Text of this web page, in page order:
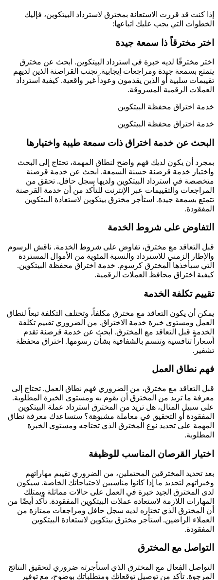
إذا كنت قد قررت الاستعانة بمخترق لاسترداد البيتكوين، فإليك
الخطوات التي يجب عليك اتباعها:
اختر مخترقاً ذا سمعة جيدة
اختر مخترقًا لديه خبرة في استرداد البيتكوين. ابحث عن مخترق
يتمتع بسمعة جيدة ومراجعات إيجابية. تجنب القراصنة الذين لديهم
تقييمات سلبية أو الذين يقدمون وعوداً غير واقعية.
العملات الرقمية المسروقة.
خدمة اختراق محفظة البيتكوين
البحث عن خدمة اختراق ذات سمعة طيبة واختيارها
بمجرد أن يكون لديك فهم واضح لنطاق المهمة، تحتاج إلى البحث
واختيار خدمة قرصنة حسنة السمعة. ابحث عن خدمة قرصنة
متخصصة في استرداد البيتكوين ولديها سجل حافل. تحقق من
المراجعات والتقييمات عبر الإنترنت للتأكد من أن خدمة القرصنة
تتمتع بسمعة جيدة.
المفقودة.
التفاوض على شروط الخدمة
قبل التعاقد مع مخترق، تفاوض على شروط الخدمة. ناقش الرسوم
والإطار الزمني للاسترداد والنسبة المئوية من الأموال المستردة
التي سيأخذها المخترق كرسوم. خدمة اختراق محفظة البيتكوين.
كيفية اختراق محافظ العملات الرقمية.
تقييم تكلفة الخدمة
يمكن أن يكون التعاقد مع مخترق مكلفاً، وتختلف التكلفة تبعاً لنطاق
العمل ومستوى خبرة خدمة الاختراق. من الضروري تقييم تكلفة
الخدمة قبل التعاقد مع المخترق. ابحث عن خدمة قرصنة تقدم
أسعاراً تنافسية وتتسم بالشفافية بشأن رسومها.
تشفير .
فهم نطاق العمل
قبل التعاقد مع مخترق، من الضروري فهم نطاق العمل. تحتاج إلى
معرفة ما تريد من المخترق أن يقوم به ومستوى الخبرة المطلوبة.
على سبيل المثال، هل تريد من المخترق استرداد عملة البيتكوين
المفقودة أو التحقيق في معاملة مشبوهة؟ ستساعدك معرفة نطاق
المهمة على تحديد نوع المخترق الذي تحتاجه ومستوى الخبرة
المطلوبة.
اختيار القرصان المناسب للوظيفة
بعد تحديد المخترقين المحتملين، من الضروري تقييم مهاراتهم
وخبراتهم لتحديد ما إذا كانوا مناسبين لاحتياجاتك الخاصة. سيكون
لدى المخترق الجيد خبرة في العمل على حالات مماثلة ويمتلك
المهارات اللازمة لاستعادة عملات البيتكوين المفقودة. تأكد أيضًا من
أن المخترق الذي تختاره لديه سجل حافل ومراجعات ممتازة من
العملاء الراضين.
المفقودة.
التواصل مع المخترق
التواصل الفعال مع المخترق الذي استأجرته ضروري لتحقيق النتائج
المرجوة. تأكد من توصيل توقعاتك ومتطلباتك بوضوح، مع توفير